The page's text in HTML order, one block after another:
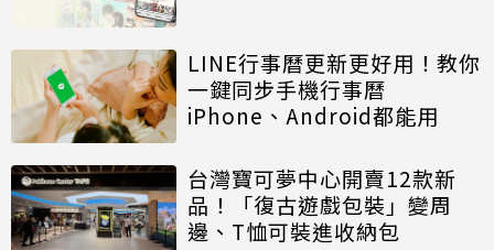
LINE行事曆更新更好用！教你
一鍵同步手機行事曆
iPhone、Android都能用
台灣寶可夢中心開賣12款新
品！「復古遊戲包裝」變周
邊、T恤可裝進收納包